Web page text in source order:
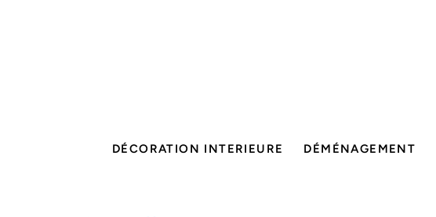
DÉCORATION INTERIEURE DÉMÉNAGEMENT